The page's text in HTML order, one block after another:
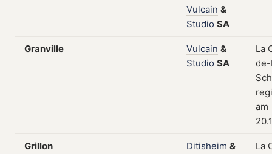
Vulcain &
Studio SA
Granville Vulcain &
Studio SA
La
de-
am
Grillon Ditisheim &
La